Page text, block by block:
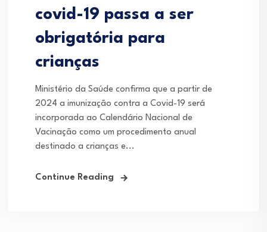
covid-19 passa a ser
obrigatória para
crianças
Ministério da Saúde confirma que a partir de
2024 a imunização contra a Covid-19 será
incorporada ao Calendário Nacional de
Vacinação como um procedimento anual
destinado a crianças e...
Continue Reading